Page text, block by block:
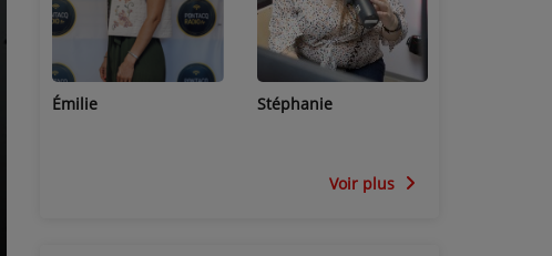
Stéphanie Jean-Michel
Voir plus